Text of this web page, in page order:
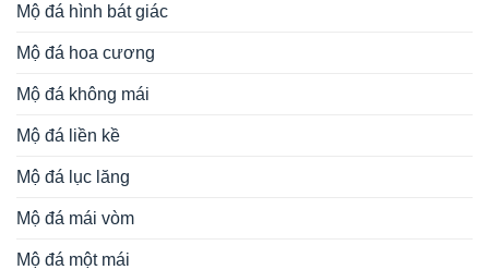
Mộ đá hình bát giác
Mộ đá hoa cương
Mộ đá không mái
Mộ đá liền kề
Mộ đá lục lăng
Mộ đá mái vòm
Mộ đá một mái